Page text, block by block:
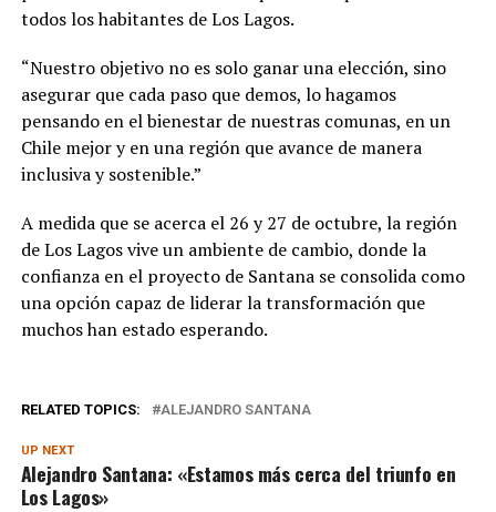
todos los habitantes de Los Lagos.
“Nuestro objetivo no es solo ganar una elección, sino
asegurar que cada paso que demos, lo hagamos
pensando en el bienestar de nuestras comunas, en un
Chile mejor y en una región que avance de manera
inclusiva y sostenible.”
A medida que se acerca el 26 y 27 de octubre, la región
de Los Lagos vive un ambiente de cambio, donde la
confianza en el proyecto de Santana se consolida como
una opción capaz de liderar la transformación que
muchos han estado esperando.
RELATED TOPICS: ALEJANDRO SANTANA
UP NEXT
Alejandro Santana: «Estamos más cerca del triunfo en
Los Lagos»